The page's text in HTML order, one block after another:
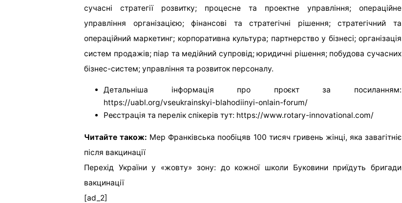
сучасні стратегії розвитку; процесне та проектне управління; операційне
управління організацією; фінансові та стратегічні рішення; стратегічний та
операційний маркетинг; корпоративна культура; партнерство у бізнесі; організація
систем продажів; піар та медійний супровід; юридичні рішення; побудова сучасних
бізнес-систем; управління та розвиток персоналу.
Детальніша інформація про проєкт за посиланням:
https://uabl.org/vseukrainskyi-blahodiinyi-onlain-forum/
Реєстрація та перелік спікерів тут: https://www.rotary-innovational.com/
Читайте також: Мер Франківська пообіцяв 100 тисяч гривень жінці, яка завагітніє
після вакцинації
Перехід України у «жовту» зону: до кожної школи Буковини приїдуть бригади
вакцинації
[ad_2]